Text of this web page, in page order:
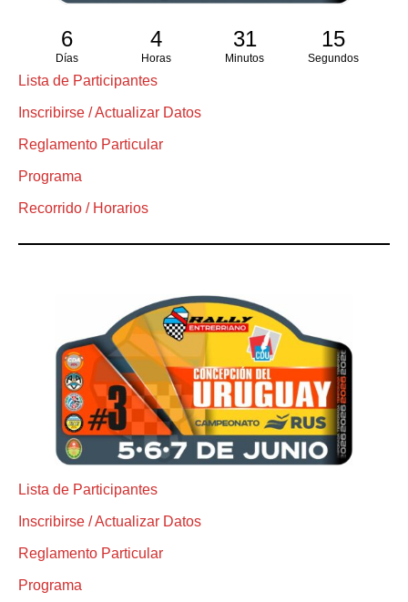
6
Días
4
Horas
31
Minutos
14
Segundos
Lista de Participantes
Inscribirse / Actualizar Datos
Reglamento Particular
Programa
Recorrido / Horarios
Lista de Participantes
Inscribirse / Actualizar Datos
Reglamento Particular
Programa